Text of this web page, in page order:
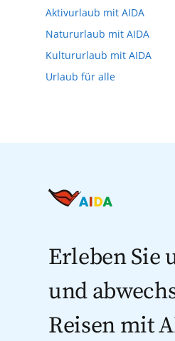
Aktivurlaub mit AIDA
Natururlaub mit AIDA
Kultururlaub mit AIDA
Urlaub für alle
Erleben Sie
und
Reisen mit